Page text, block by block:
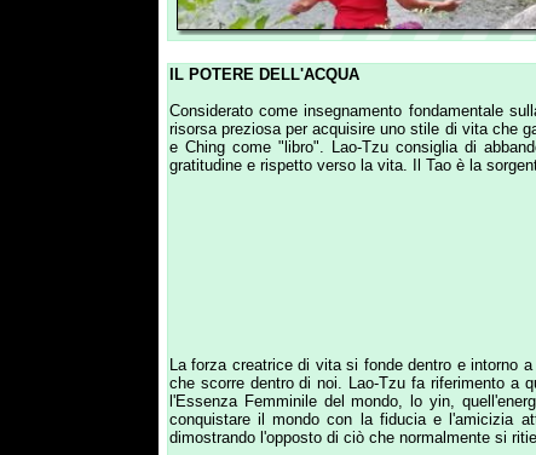
Considerato come insegnamento fondamentale sulla
risorsa preziosa per acquisire uno stile di vita che
gratitudine e rispetto verso la vita. Il Tao è la sorgente di
La forza creatrice di vita si fonde dentro e intorno a noi in
che scorre dentro di noi. Lao-Tzu fa riferimento a questa
l'Essenza Femminile del mondo, lo yin, quell'energia
conquistare il mondo con la fiducia e l'amicizia
dimostrando l'opposto di ciò che normalmente si ritiene